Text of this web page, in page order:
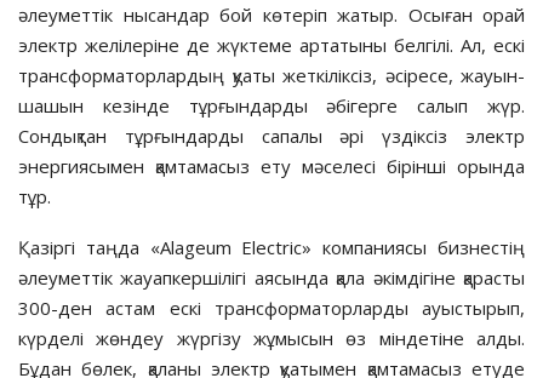
әлеуметтік нысандар бой көтеріп жатыр. Осыған орай
электр желілеріне де жүктеме артатыны белгілі. Ал, ескі
трансформаторлардың қуаты жеткіліксіз, әсіресе, жауын-
шашын кезінде тұрғындарды әбігерге салып жүр.
Сондықтан тұрғындарды сапалы әрі үздіксіз электр
энергиясымен қамтамасыз ету мәселесі бірінші орында
тұр.
Қазіргі таңда «Alageum Electric» компаниясы бизнестің
әлеуметтік жауапкершілігі аясында қала әкімдігіне қарасты
300-ден астам ескі трансформаторларды ауыстырып,
күрделі жөндеу жүргізу жұмысын өз міндетіне алды.
Бұдан бөлек, қаланы электр қуатымен қамтамасыз етуде